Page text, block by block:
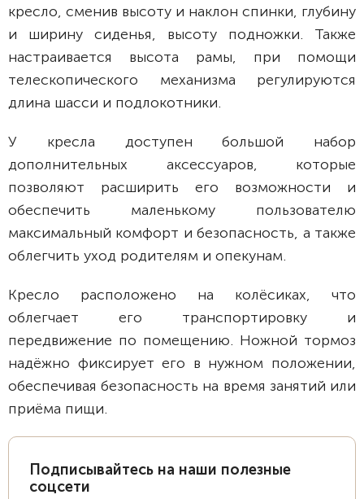
кресло, сменив высоту и наклон спинки, глубину
и ширину сиденья, высоту подножки. Также
настраивается высота рамы, при помощи
телескопического механизма регулируются
длина шасси и подлокотники.
У кресла доступен большой набор
дополнительных аксессуаров, которые
позволяют расширить его возможности и
обеспечить маленькому пользователю
максимальный комфорт и безопасность, а также
облегчить уход родителям и опекунам.
Кресло расположено на колёсиках, что
облегчает его транспортировку и
передвижение по помещению. Ножной тормоз
надёжно фиксирует его в нужном положении,
обеспечивая безопасность на время занятий или
приёма пищи.
Подписывайтесь на наши полезные
соцсети